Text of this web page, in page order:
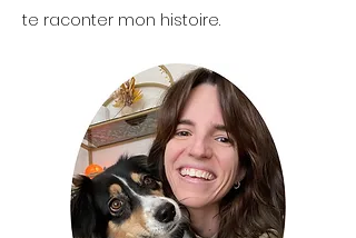
te raconter mon histoire.